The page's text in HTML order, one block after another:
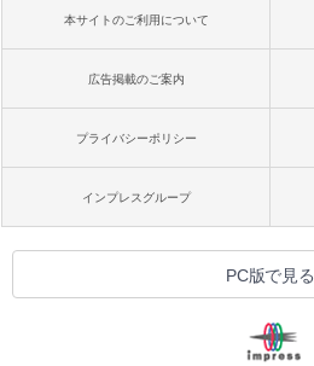
本サイトのご利用について
広告掲載のご案内
プライバシーポリシー
インプレスグループ
PC版で見る